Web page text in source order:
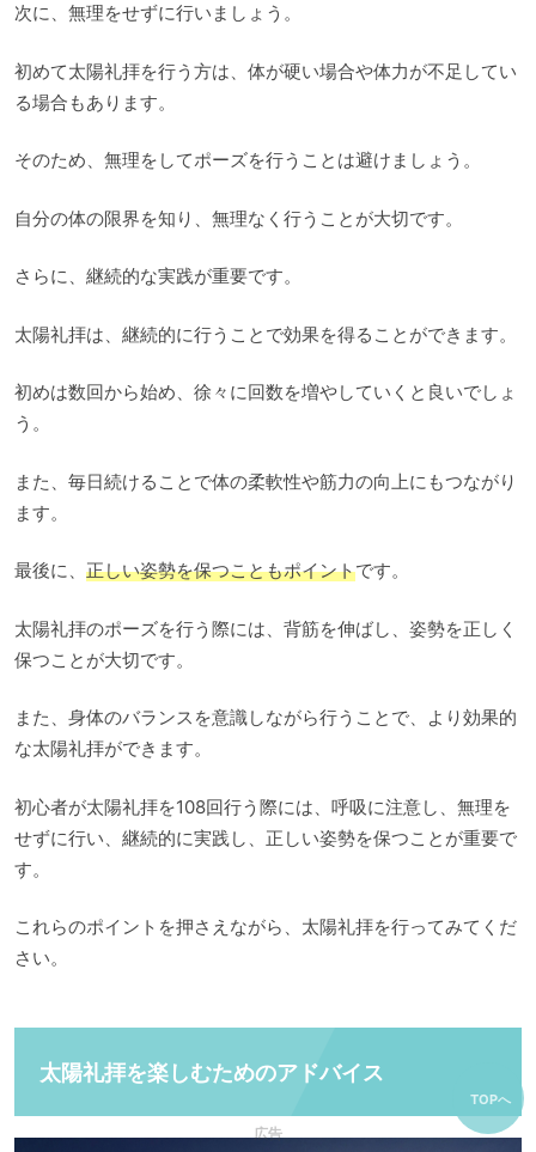
次に、無理をせずに行いましょう。
初めて太陽礼拝を行う方は、体が硬い場合や体力が不足してい
る場合もあります。
そのため、無理をしてポーズを行うことは避けましょう。
自分の体の限界を知り、無理なく行うことが大切です。
さらに、継続的な実践が重要です。
太陽礼拝は、継続的に行うことで効果を得ることができます。
初めは数回から始め、徐々に回数を増やしていくと良いでしょ
う。
また、毎日続けることで体の柔軟性や筋力の向上にもつながり
ます。
最後に、 正しい姿勢を保つこともポイントです。
太陽礼拝のポーズを行う際には、背筋を伸ばし、姿勢を正しく
保つことが大切です。
また、身体のバランスを意識しながら行うことで、より効果的
な太陽礼拝ができます。
初心者が太陽礼拝を108回行う際には、呼吸に注意し、無理を
せずに行い、継続的に実践し、正しい姿勢を保つことが重要で
す。
これらのポイントを押さえながら、太陽礼拝を行ってみてくだ
さい。
太陽礼拝を楽しむためのアドバイス
TOPへ
広告